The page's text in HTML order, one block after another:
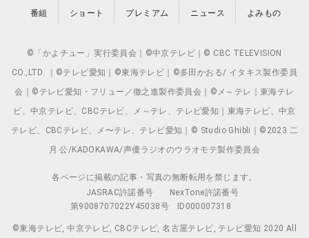
番組 ショート プレミアム ニュース よみもの
©「かよチュー」実行委員会｜©中京テレビ｜© CBC TELEVISION
CO.,LTD. ｜©テレビ愛知｜©東海テレビ｜©多田かおる/ イタキス製作委員
会｜©テレビ愛知・フリュー／徹之進製作委員会｜©メ～テレ｜東海テレ
ビ、中京テレビ、CBCテレビ、メ～テレ、テレビ愛知｜東海テレビ、中京
テレビ、CBCテレビ、メ〜テレ、テレビ愛知｜© Studio Ghibli｜©2023 二
月 公/KADOKAWA/声優ラジオのウラオモテ製作委員会
各ページに掲載の記事・写真の無断転用を禁じます。
JASRAC許諾番号
NexTone許諾番号
第9008707022Y45038号
ID000007318
©東海テレビ, 中京テレビ, CBCテレビ, 名古屋テレビ, テレビ愛知 2020 All